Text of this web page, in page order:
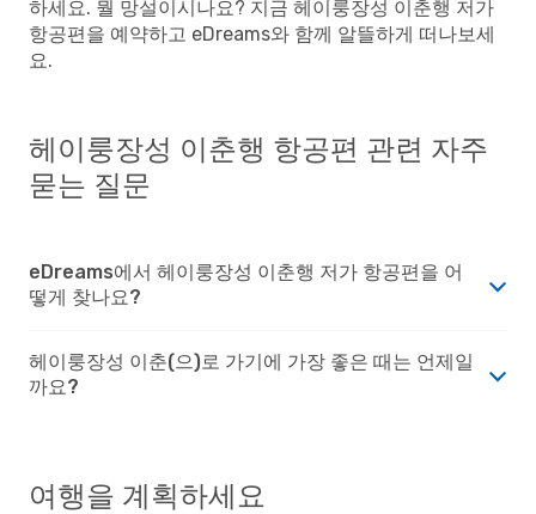
하세요. 뭘 망설이시나요? 지금 헤이룽장성 이춘행 저가
항공편을 예약하고 eDreams와 함께 알뜰하게 떠나보세
요.
헤이룽장성 이춘행 항공편 관련 자주
묻는 질문
eDreams에서 헤이룽장성 이춘행 저가 항공편을 어
떻게 찾나요?
헤이룽장성 이춘(으)로 가기에 가장 좋은 때는 언제일
까요?
여행을 계획하세요